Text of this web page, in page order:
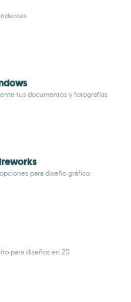
tus documentos y fotografías
para diseño gráfico
para diseños en 2D